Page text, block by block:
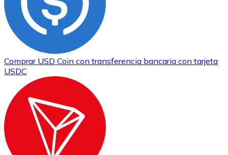
Comprar USD Coin con transferencia bancaria con tarjeta
USDC